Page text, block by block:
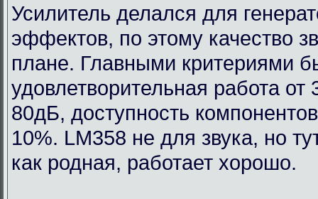
Усилитель делался для
эффектов, по этому качество
плане. Главными критериями
удовлетворительная работа
80дБ, доступность
10%. LM358 не для звука, но
как родная, работает хорошо.